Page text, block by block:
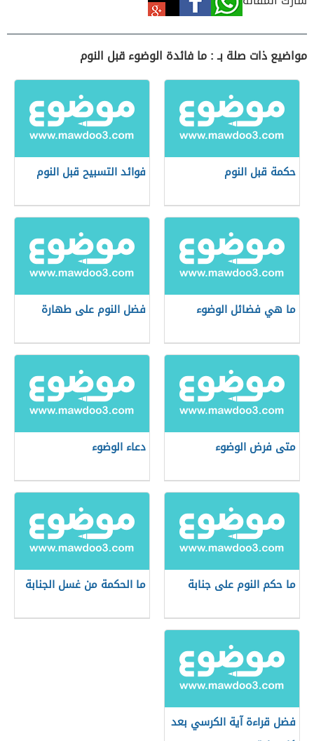
مواضيع ذات صلة بـ : ما فائدة الوضوء قبل النوم
حكمة قبل النوم فوائد التسبيح قبل النوم
ما هي فضائل الوضوء فضل النوم على طهارة
متى فرض الوضوء دعاء الوضوء
ما حكم النوم على جنابة ما الحكمة من غسل الجنابة
فضل قراءة آية الكرسي بعد